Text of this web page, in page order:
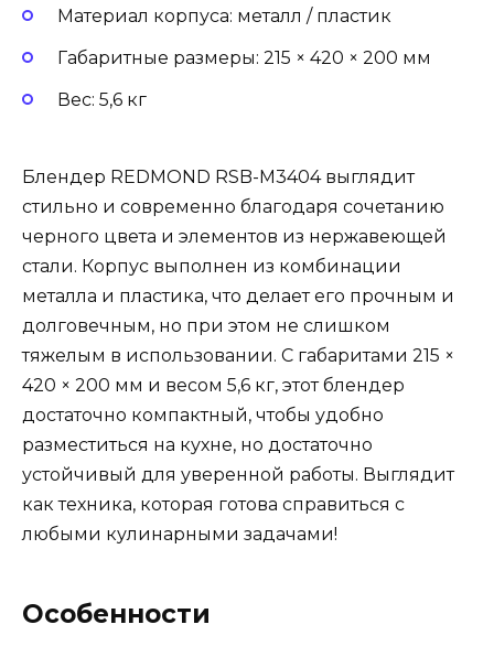
Материал корпуса: металл / пластик
Габаритные размеры: 215 × 420 × 200 мм
Вес: 5,6 кг
Блендер REDMOND RSB-M3404 выглядит
стильно и современно благодаря сочетанию
черного цвета и элементов из нержавеющей
стали. Корпус выполнен из комбинации
металла и пластика, что делает его прочным и
долговечным, но при этом не слишком
тяжелым в использовании. С габаритами 215 ×
420 × 200 мм и весом 5,6 кг, этот блендер
достаточно компактный, чтобы удобно
разместиться на кухне, но достаточно
устойчивый для уверенной работы. Выглядит
как техника, которая готова справиться с
любыми кулинарными задачами!
Особенности